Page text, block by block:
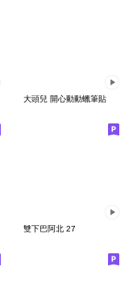
大頭兒 開心動動蠟筆貼
雙下巴阿北 27